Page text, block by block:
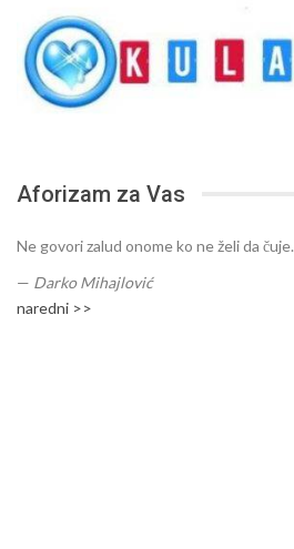
Aforizam za Vas
Ne govori zalud onome ko ne želi da čuje.
— Darko Mihajlović
naredni >>